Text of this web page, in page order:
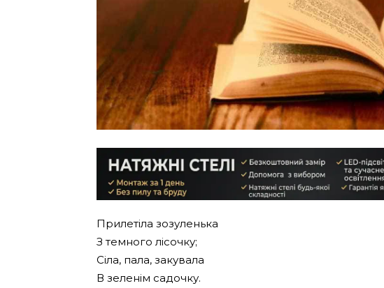
Прилетіла зозуленька
З темного лісочку;
Сіла, пала, закувала
В зеленім садочку.